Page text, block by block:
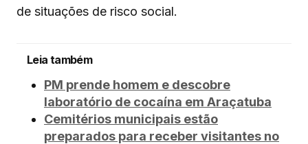
de situações de risco social.
Leia também
PM prende homem e descobre
laboratório de cocaína em Araçatuba
Cemitérios municipais estão
preparados para receber visitantes no